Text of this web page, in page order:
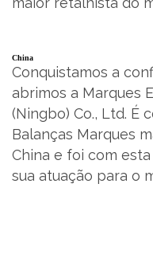
China
Conquistamos a
abrimos a Marques
(Ningbo) Co., Ltd. É
Balanças Marques
China e foi com
sua atuação para o